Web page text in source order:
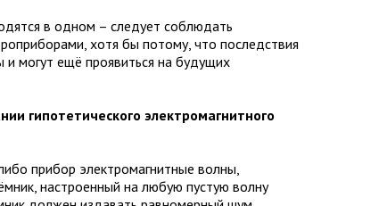
в одном – следует соблюдать
хотя бы потому, что последствия
и могут ещё проявиться на будущих
гипотетического электромагнитного
прибор электромагнитные волны,
настроенный на любую пустую волну